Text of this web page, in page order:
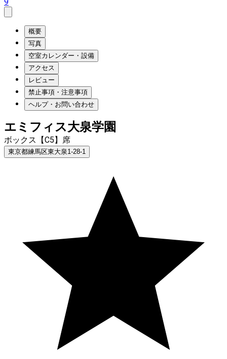
概要
写真
空室カレンダー・設備
アクセス
レビュー
禁止事項・注意事項
ヘルプ・お問い合わせ
エミフィス大泉学園
ボックス【C5】席
東京都練馬区東大泉1-28-1